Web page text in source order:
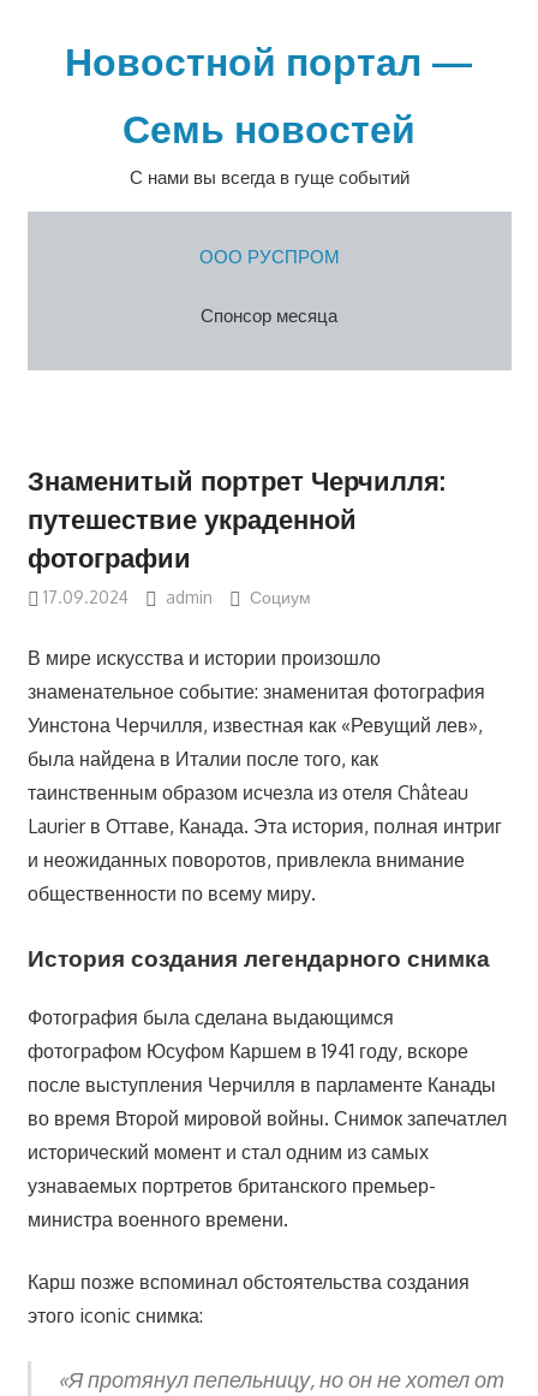
содержимомуНовостной портал —
Семь новостей
С нами вы всегда в гуще событий
ООО РУСПРОМ
Спонсор месяца
Знаменитый портрет Черчилля:
путешествие украденной
фотографии
17.09.2024 admin Социум
В мире искусства и истории произошло
знаменательное событие: знаменитая фотография
Уинстона Черчилля, известная как «Ревущий лев»,
была найдена в Италии после того, как
таинственным образом исчезла из отеля Château
Laurier в Оттаве, Канада. Эта история, полная интриг
и неожиданных поворотов, привлекла внимание
общественности по всему миру.
История создания легендарного снимка
Фотография была сделана выдающимся
фотографом Юсуфом Каршем в 1941 году, вскоре
после выступления Черчилля в парламенте Канады
во время Второй мировой войны. Снимок запечатлел
исторический момент и стал одним из самых
узнаваемых портретов британского премьер-
министра военного времени.
Карш позже вспоминал обстоятельства создания
этого iconic снимка:
«Я протянул пепельницу, но он не хотел от